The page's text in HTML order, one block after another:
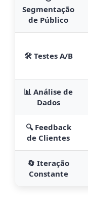
Segmentação
de Público
🛠️ Testes A/B
📊 Análise de
Dados
🔍 Feedback
de Clientes
🔄 Iteração
Constante